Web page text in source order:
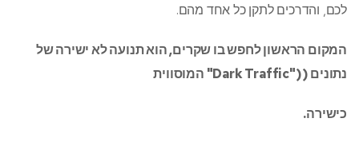
לכם, והדרכים לתקן כל אחד מהם.
המקום הראשון לחפש בו שקרים, הוא תנועה לא ישירה של
נתונים (("Dark Traffic" המוסווית
כישירה.